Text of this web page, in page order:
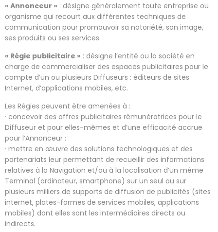
« Annonceur » : désigne généralement toute entreprise ou
organisme qui recourt aux différentes techniques de
communication pour promouvoir sa notoriété, son image,
ses produits ou ses services.
« Régie publicitaire » : désigne l’entité ou la société en
charge de commercialiser des espaces publicitaires pour le
compte d’un ou plusieurs Diffuseurs : éditeurs de sites
Internet, d’applications mobiles, etc.
Les Régies peuvent être amenées à :
· concevoir des offres publicitaires rémunératrices pour le
Diffuseur et pour elles-mêmes et d’une efficacité accrue
pour l’Annonceur ;
· mettre en œuvre des solutions technologiques et des
partenariats leur permettant de recueillir des informations
relatives à la Navigation et/ou à la localisation d’un même
Terminal (ordinateur, smartphone) sur un seul ou sur
plusieurs milliers de supports de diffusion de publicités (sites
internet, plates-formes de services mobiles, applications
mobiles) dont elles sont les intermédiaires directs ou
indirects.